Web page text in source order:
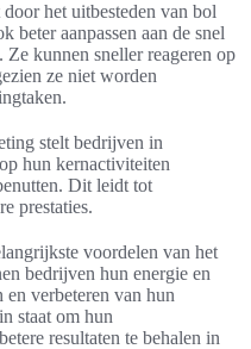
door het uitbesteden van bol
beter aanpassen aan de snel
kunnen sneller reageren op
ze niet worden
stelt bedrijven in
hun kernactiviteiten
Dit leidt tot
prestaties.
voordelen van het
bedrijven hun energie en
verbeteren van hun
staat om hun
resultaten te behalen in